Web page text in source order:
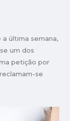
a última semana,
um dos
petição por
se